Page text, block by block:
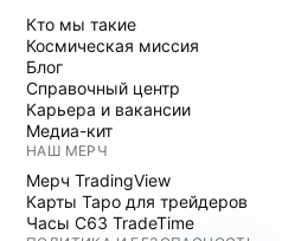
Кто мы такие
Космическая миссия
Блог
Справочный центр
Карьера и вакансии
Медиа-кит
НАШ МЕРЧ
Мерч TradingView
Карты Таро для трейдеров
Часы C63 TradeTime